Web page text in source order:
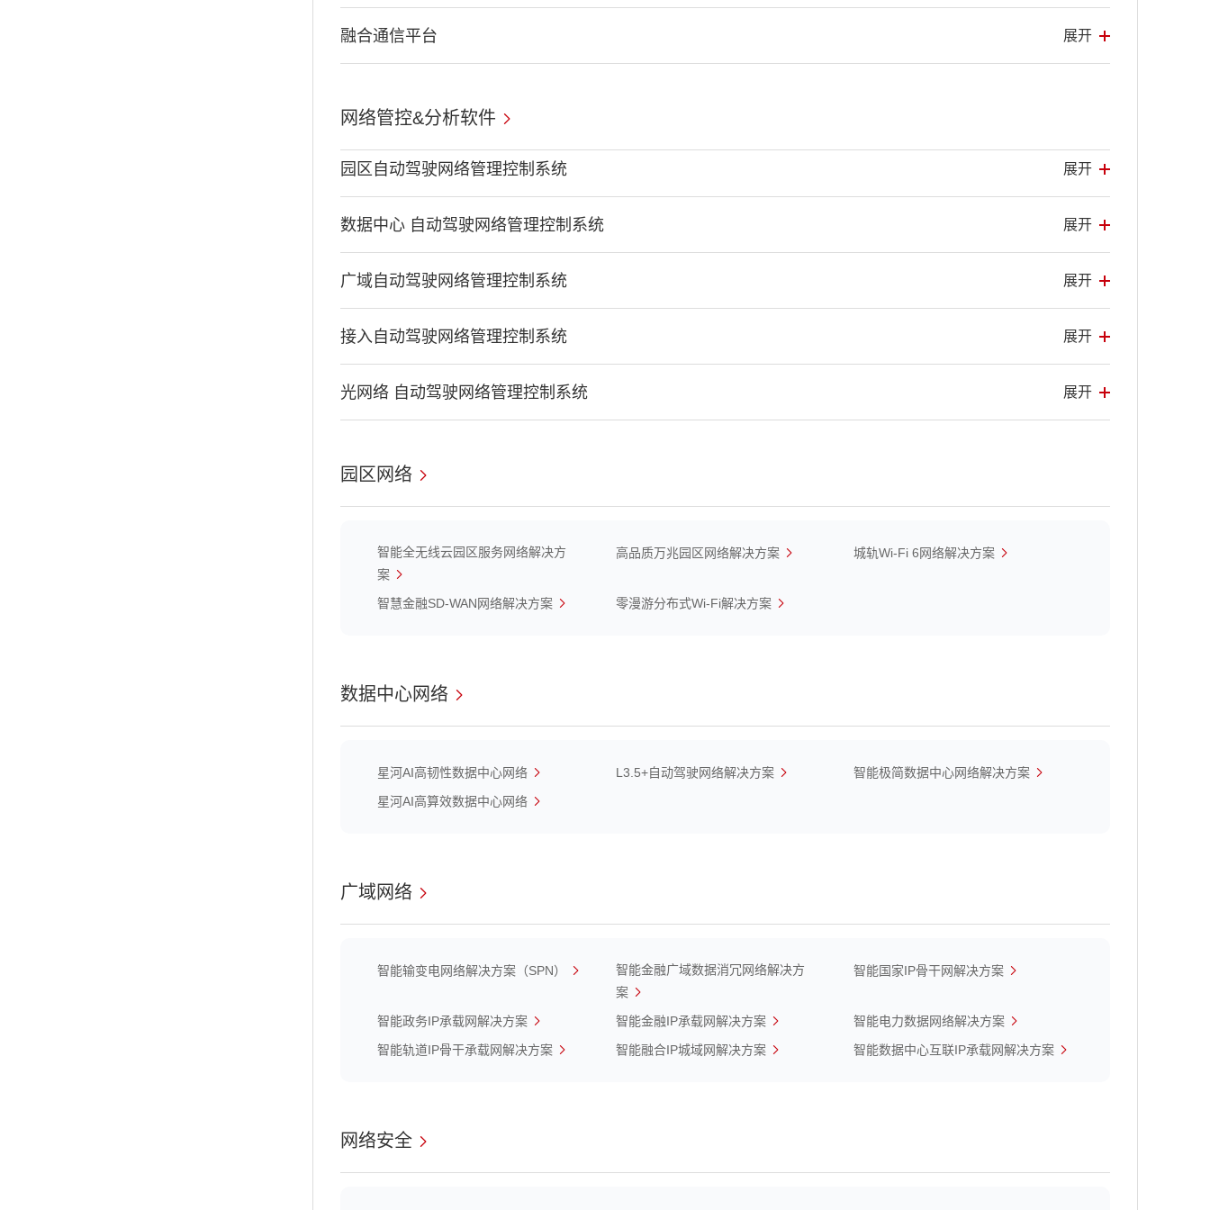
融合通信平台 展开
网络管控&分析软件
园区自动驾驶网络管理控制系统 展开
数据中心 自动驾驶网络管理控制系统 展开
广域自动驾驶网络管理控制系统 展开
接入自动驾驶网络管理控制系统 展开
光网络 自动驾驶网络管理控制系统 展开
园区网络
智能全无线云园区服务网络解决方
案
高品质万兆园区网络解决方案 城轨Wi-Fi 6网络解决方案
智慧金融SD-WAN网络解决方案 零漫游分布式Wi-Fi解决方案
数据中心网络
星河AI高韧性数据中心网络 L3.5+自动驾驶网络解决方案
智能极简数据中心网络解决方案
星河AI高算效数据中心网络
广域网络
智能输变电网络解决方案（SPN）
智能金融广域数据消冗网络解决方
案
智能国家IP骨干网解决方案
智能政务IP承载网解决方案 智能金融IP承载网解决方案
智能电力数据网络解决方案
智能轨道IP骨干承载网解决方案
智能融合IP城域网解决方案 智能数据中心互联IP承载网解决方案
网络安全